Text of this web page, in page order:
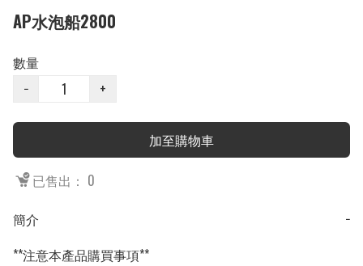
AP水泡船2800
數量
−
+
加至購物車
已售出： 0
簡介
−
**注意本產品購買事項**